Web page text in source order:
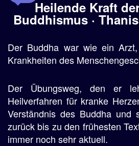
Heilende Kraft
Buddhismus ·
Der Buddha war wie ein
Krankheiten des
Der Übungsweg, den er
Heilverfahren für kranke
Verständnis des Buddha und
zurück bis zu den frühesten
immer noch sehr aktuell.